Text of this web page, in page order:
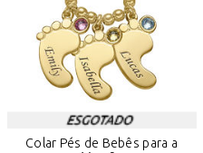
Colar Pés de Bebês para a